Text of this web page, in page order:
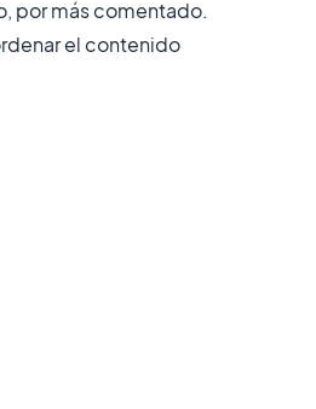
por más comentado.
el contenido